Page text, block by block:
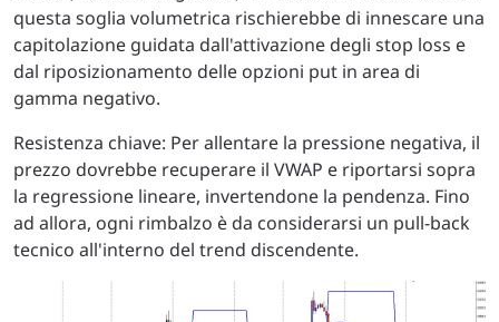
questa soglia volumetrica rischierebbe di innescare una
capitolazione guidata dall'attivazione degli stop loss e
dal riposizionamento delle opzioni put in area di
gamma negativo.
Resistenza chiave: Per allentare la pressione negativa, il
prezzo dovrebbe recuperare il VWAP e riportarsi sopra
la regressione lineare, invertendone la pendenza. Fino
ad allora, ogni rimbalzo è da considerarsi un pull-back
tecnico all'interno del trend discendente.